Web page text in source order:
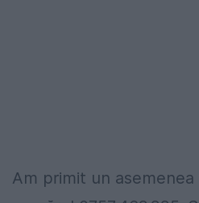
Am primit un